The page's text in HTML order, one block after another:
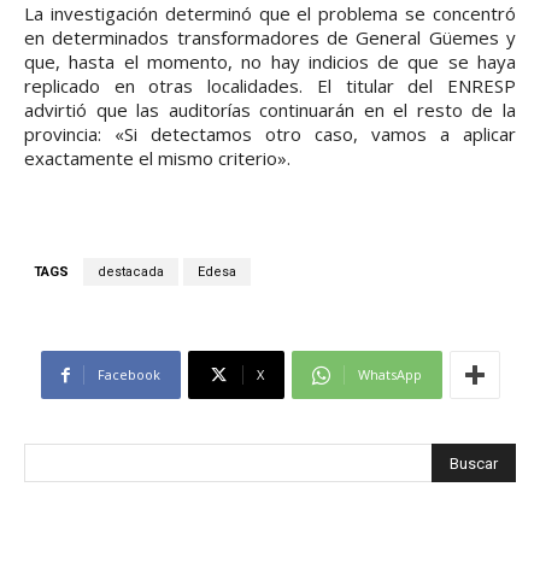
La investigación determinó que el problema se concentró
en determinados transformadores de General Güemes y
que, hasta el momento, no hay indicios de que se haya
replicado en otras localidades. El titular del ENRESP
advirtió que las auditorías continuarán en el resto de la
provincia: «Si detectamos otro caso, vamos a aplicar
exactamente el mismo criterio».
TAGS destacada Edesa
Facebook X WhatsApp